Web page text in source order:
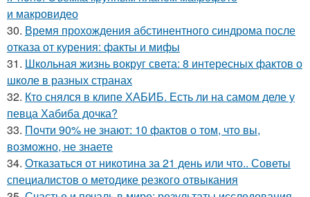
и макровидео
30. Время прохождения абстинентного синдрома после
отказа от курения: факты и мифы
31. Школьная жизнь вокруг света: 8 интересных фактов о
школе в разных странах
32. Кто снялся в клипе ХАБИБ. Есть ли на самом деле у
певца Хабиба дочка?
33. Почти 90% не знают: 10 фактов о том, что вы,
возможно, не знаете
34. Отказаться от никотина за 21 день или что.. Советы
специалистов о методике резкого отвыкания